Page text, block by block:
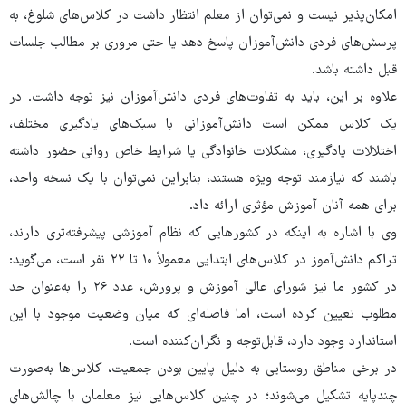
امکان‌پذیر نیست و نمی‌توان از معلم انتظار داشت در کلاس‌های شلوغ، به
پرسش‌های فردی دانش‌آموزان پاسخ دهد یا حتی مروری بر مطالب جلسات
قبل داشته باشد.
علاوه بر این، باید به تفاوت‌های فردی دانش‌آموزان نیز توجه داشت. در
یک کلاس ممکن است دانش‌آموزانی با سبک‌های یادگیری مختلف،
اختلالات یادگیری، مشکلات خانوادگی یا شرایط خاص روانی حضور داشته
باشند که نیازمند توجه ویژه هستند، بنابراین نمی‌توان با یک نسخه واحد،
برای همه آنان آموزش مؤثری ارائه داد.
وی با اشاره به اینکه در کشورهایی که نظام آموزشی پیشرفته‌تری دارند،
تراکم دانش‌آموز در کلاس‌های ابتدایی معمولاً ۱۰ تا ۲۲ نفر است، می‌گوید:
در کشور ما نیز شورای عالی آموزش‌ و پرورش، عدد ۲۶ را به‌عنوان حد
مطلوب تعیین کرده است، اما فاصله‌ای که میان وضعیت موجود با این
استاندارد وجود دارد، قابل‌توجه و نگران‌کننده است.
در برخی مناطق روستایی به دلیل پایین بودن جمعیت، کلاس‌ها به‌صورت
چندپایه تشکیل می‌شوند؛ در چنین کلاس‌هایی نیز معلمان با چالش‌های